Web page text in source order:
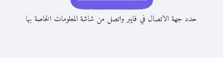
حدد جهة الاتصال في فايبر واتصل من شاشة المعلومات الخاصة بها